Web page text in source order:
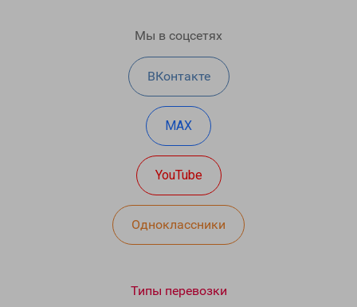
Мы в соцсетях
ВКонтакте
MAX
YouTube
Одноклассники
Типы перевозки